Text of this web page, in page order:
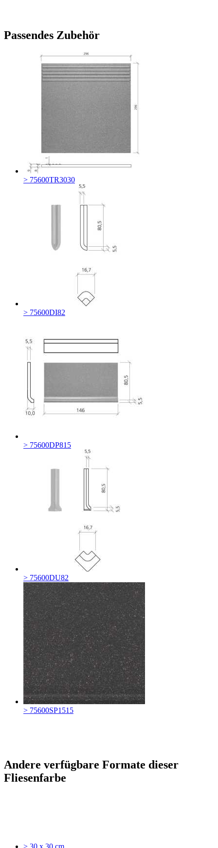
Passendes Zubehör
> 75600TR3030
> 75600DI82
> 75600DP815
> 75600DU82
> 75600SP1515
Andere verfügbare Formate dieser
Fliesenfarbe